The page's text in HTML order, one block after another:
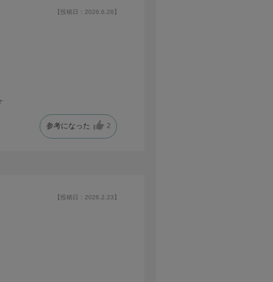
【投稿日：2026.6.28】
参考になった 2
【投稿日：2026.2.23】